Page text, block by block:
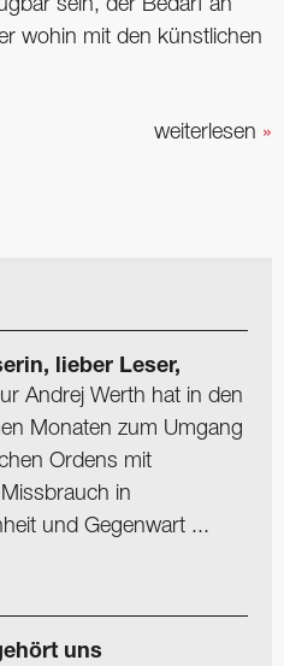
sein, der Bedarf an
wohin mit den künstlichen
weiterlesen »
lieber Leser,
Andrej Werth hat in den
Monaten zum Umgang
Ordens mit
in
und Gegenwart ...
uns